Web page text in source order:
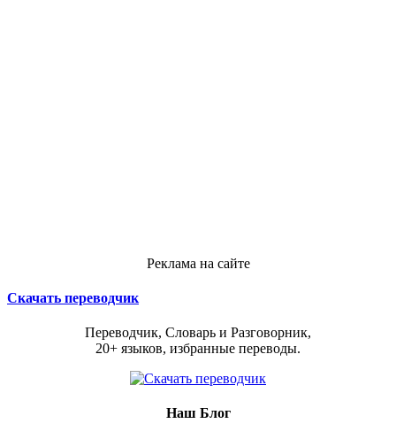
Реклама на сайте
Скачать переводчик
Переводчик, Словарь и Разговорник,
20+ языков, избранные переводы.
Наш Блог